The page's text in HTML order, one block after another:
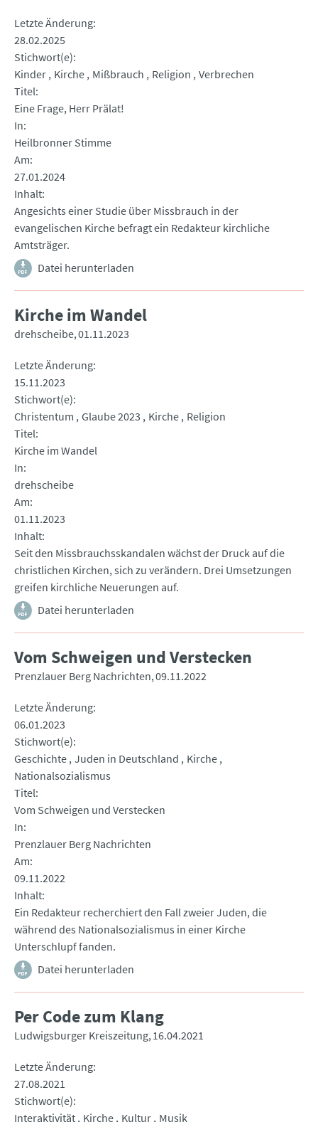
Letzte Änderung
28.02.2025
Stichwort(e)
Kinder Kirche Mißbrauch Religion Verbrechen
Titel
Eine Frage, Herr Prälat!
In
Heilbronner Stimme
Am
27.01.2024
Inhalt
Angesichts einer Studie über Missbrauch in der
evangelischen Kirche befragt ein Redakteur kirchliche
Amtsträger.
Datei herunterladen
Kirche im Wandel
drehscheibe 01.11.2023
Letzte Änderung
15.11.2023
Stichwort(e)
Christentum Glaube 2023 Kirche Religion
Titel
Kirche im Wandel
In
drehscheibe
Am
01.11.2023
Inhalt
Seit den Missbrauchsskandalen wächst der Druck auf die
christlichen Kirchen, sich zu verändern. Drei Umsetzungen
greifen kirchliche Neuerungen auf.
Datei herunterladen
Vom Schweigen und Verstecken
Prenzlauer Berg Nachrichten 09.11.2022
Letzte Änderung
06.01.2023
Stichwort(e)
Geschichte Juden in Deutschland
Kirche
Nationalsozialismus
Titel
Vom Schweigen und Verstecken
In
Prenzlauer Berg Nachrichten
Am
09.11.2022
Inhalt
Ein Redakteur recherchiert den Fall zweier Juden, die
während des Nationalsozialismus in einer Kirche
Unterschlupf fanden.
Datei herunterladen
Per Code zum Klang
Ludwigsburger Kreiszeitung 16.04.2021
Letzte Änderung
27.08.2021
Stichwort(e)
Interaktivität Kirche Kultur Musik